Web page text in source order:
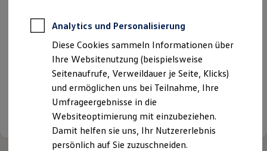
Professional Class bei Volkswagen
Behörden
Direktkunden
Sonderfahrzeuge
Anpfiff zum Gewinn
Elektromobilität
Elektroautos
ID. Tutorials
Elektrofahrzeugkonzepte
ID. EVERY1
Reichweite
Der Golf
Golf GTE ab 349,00 €mtl. leasen für Privatkunden |
1.990,00 € Sonderzahlung | 48 Monate Laufzeit |
Jährliche Fahrleistung: 10.000 km
Details ansehen
Analytics und Personalisierung
Diese Cookies sammeln Informationen über
Ihre Websitenutzung (beispielsweise
Seitenaufrufe, Verweildauer je Seite, Klicks)
und ermöglichen uns bei Teilnahme, Ihre
Umfrageergebnisse in die
Websiteoptimierung mit einzubeziehen.
Damit helfen sie uns, Ihr Nutzererlebnis
persönlich auf Sie zuzuschneiden.